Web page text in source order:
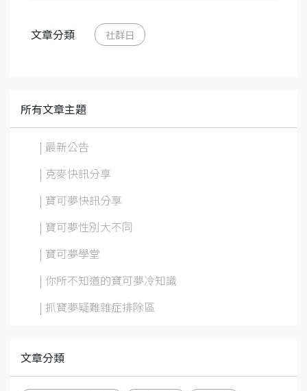
文章分類 社群日
所有文章主題
| 最新公告
| 克麥快訊分享
| 寶可夢快訊分享
| 寶可夢性別大不同
| 寶可夢學堂
| 你所不知道的寶可夢冷知識
| 抓寶夢疑難雜症排除區
文章分類